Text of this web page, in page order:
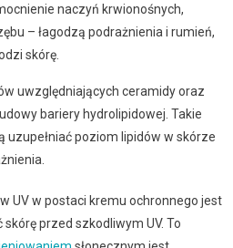
naczyń krwionośnych,
– łagodzą podrażnienia i rumień,
skórę.
uwzględniających ceramidy oraz
bariery hydrolipidowej. Takie
uzupełniać poziom lipidów w skórze
UV w postaci kremu ochronnego jest
przed szkodliwym UV. To